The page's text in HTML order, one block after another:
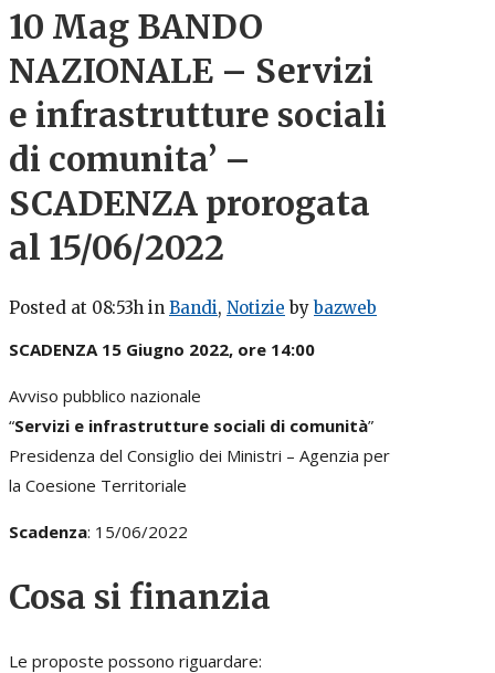
10 Mag BANDO
NAZIONALE – Servizi
e infrastrutture sociali
di comunita’ –
SCADENZA prorogata
al 15/06/2022
Posted at 08:53h in Bandi, Notizie bybazweb
SCADENZA 15 Giugno 2022, ore 14:00
Avviso pubblico nazionale
“Servizi e infrastrutture sociali di comunità”
Presidenza del Consiglio dei Ministri – Agenzia per
la Coesione Territoriale
Scadenza: 15/06/2022
Cosa si finanzia
Le proposte possono riguardare: